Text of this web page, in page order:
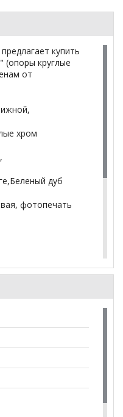
купить
(опоры круглые
от
хром
дуб
фотопечать
том, как купить
круглые
по телефону
магазинаи
магазинах-